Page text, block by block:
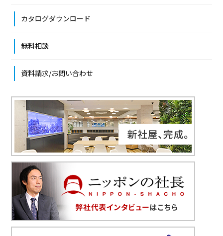
カタログダウンロード
無料相談
資料請求/お問い合わせ